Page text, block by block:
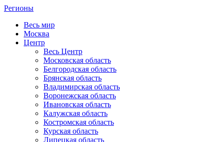
Регионы
Весь мир
Москва
Центр
Весь Центр
Московская область
Белгородская область
Брянская область
Владимирская область
Воронежская область
Ивановская область
Калужская область
Костромская область
Курская область
Липецкая область